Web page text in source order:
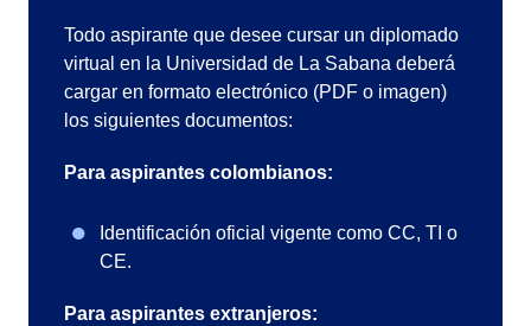
Todo aspirante que desee cursar un diplomado
virtual en la Universidad de La Sabana deberá
cargar en formato electrónico (PDF o imagen)
los siguientes documentos:
Para aspirantes colombianos:
Identificación oficial vigente como CC, TI o
CE.
Para aspirantes extranjeros: